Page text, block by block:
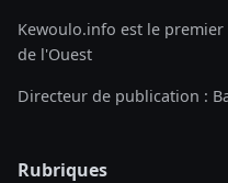
Kewoulo.info est le
de l'Ouest
Directeur de publication :
Rubriques